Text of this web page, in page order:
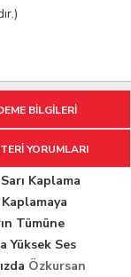
BİLGİLERİ
YORUMLARI
Sarı Kaplama
Tümüne
Yüksek Ses
Özkursan